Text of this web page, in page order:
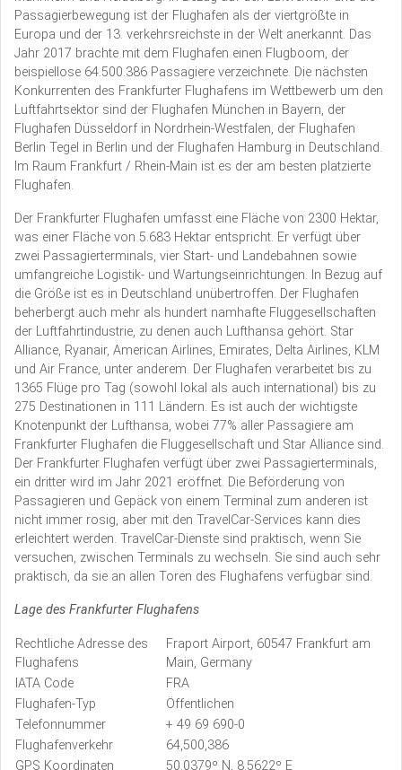
Passagierbewegung ist der Flughafen als der viertgrößte in
Europa und der 13. verkehrsreichste in der Welt anerkannt. Das
Jahr 2017 brachte mit dem Flughafen einen Flugboom, der
beispiellose 64.500.386 Passagiere verzeichnete. Die nächsten
Konkurrenten des Frankfurter Flughafens im Wettbewerb um den
Luftfahrtsektor sind der Flughafen München in Bayern, der
Flughafen Düsseldorf in Nordrhein-Westfalen, der Flughafen
Berlin Tegel in Berlin und der Flughafen Hamburg in Deutschland.
Im Raum Frankfurt / Rhein-Main ist es der am besten platzierte
Flughafen.
Der Frankfurter Flughafen umfasst eine Fläche von 2300 Hektar,
was einer Fläche von 5.683 Hektar entspricht. Er verfügt über
zwei Passagierterminals, vier Start- und Landebahnen sowie
umfangreiche Logistik- und Wartungseinrichtungen. In Bezug auf
die Größe ist es in Deutschland unübertroffen. Der Flughafen
beherbergt auch mehr als hundert namhafte Fluggesellschaften
der Luftfahrtindustrie, zu denen auch Lufthansa gehört. Star
Alliance, Ryanair, American Airlines, Emirates, Delta Airlines, KLM
und Air France, unter anderem. Der Flughafen verarbeitet bis zu
1365 Flüge pro Tag (sowohl lokal als auch international) bis zu
275 Destinationen in 111 Ländern. Es ist auch der wichtigste
Knotenpunkt der Lufthansa, wobei 77% aller Passagiere am
Frankfurter Flughafen die Fluggesellschaft und Star Alliance sind.
Der Frankfurter Flughafen verfügt über zwei Passagierterminals,
ein dritter wird im Jahr 2021 eröffnet. Die Beförderung von
Passagieren und Gepäck von einem Terminal zum anderen ist
nicht immer rosig, aber mit den TravelCar-Services kann dies
erleichtert werden. TravelCar-Dienste sind praktisch, wenn Sie
versuchen, zwischen Terminals zu wechseln. Sie sind auch sehr
praktisch, da sie an allen Toren des Flughafens verfügbar sind.
Lage des Frankfurter Flughafens
Rechtliche Adresse des
Flughafens
Fraport Airport, 60547 Frankfurt am
Main, Germany
IATA Code
FRA
Flughafen-Typ
Öffentlichen
Telefonnummer
+ 49 69 690-0
Flughafenverkehr
64,500,386
GPS Koordinaten
50.0379º N, 8.5622º E